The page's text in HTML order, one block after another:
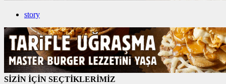
story
SİZİN İÇİN SEÇTİKLERİMİZ